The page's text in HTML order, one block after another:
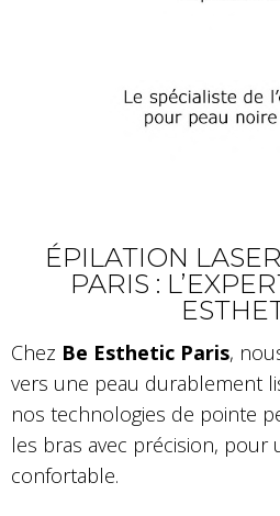
ÉPILATION
PARIS :
Chez Be Esthetic Paris,
vers une peau durablement
nos technologies de pointe
les bras avec précision,
confortable.